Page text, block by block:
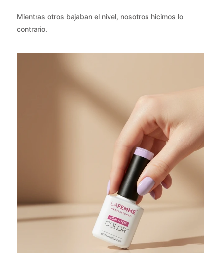
Mientras otros bajaban el nivel, nosotros hicimos lo
contrario.